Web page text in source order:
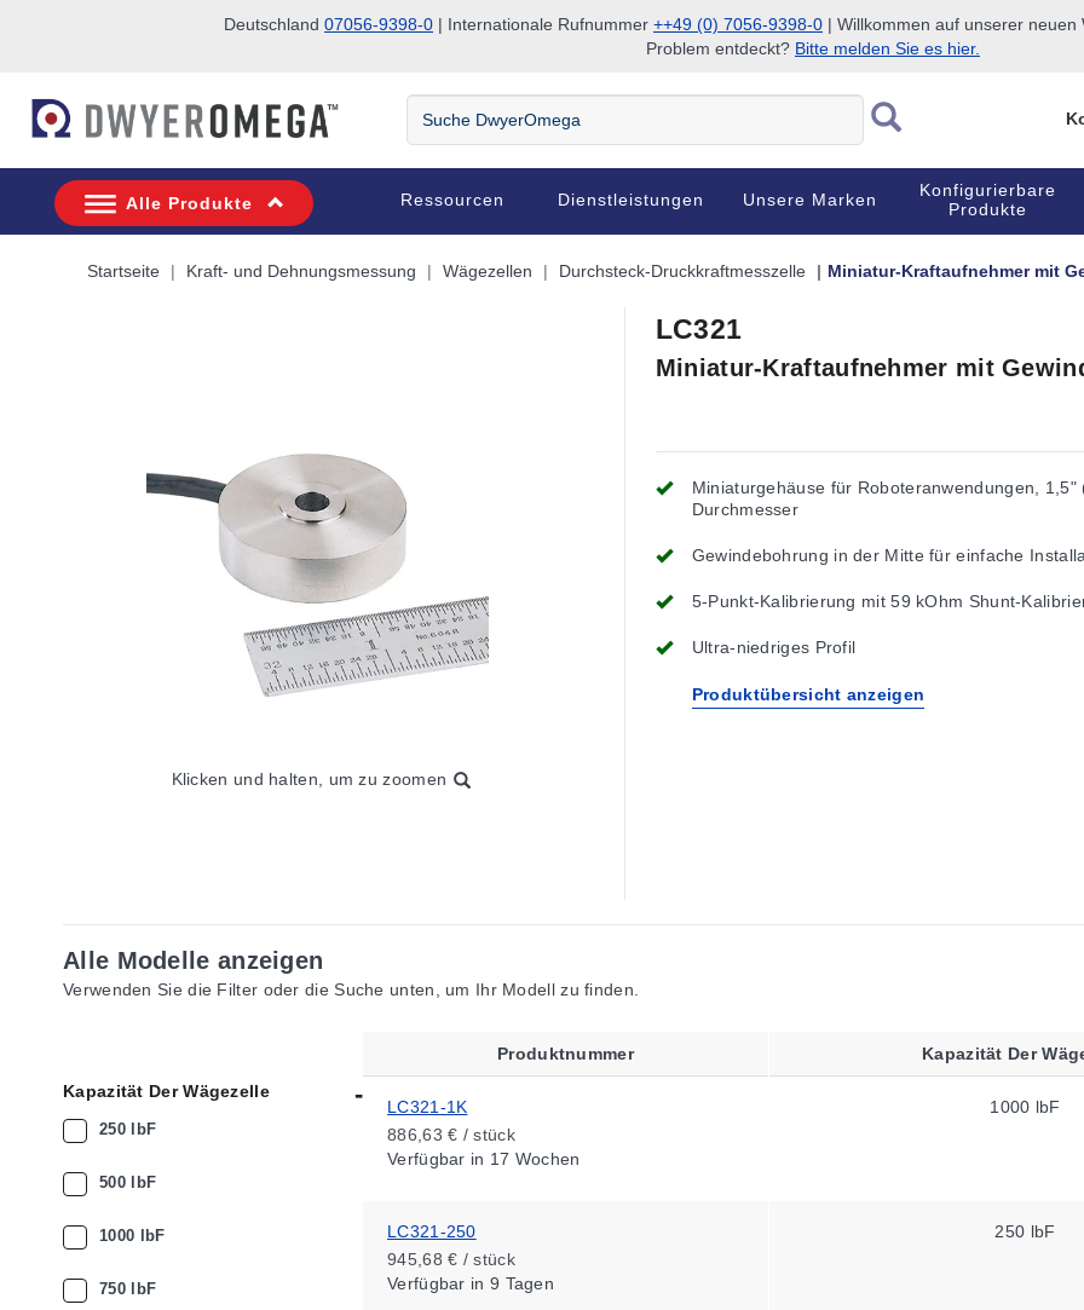
Deutschland 07056-9398-0 | Internationale Rufnummer ++49 (0) 7056-9398-0 | Willkommen auf unserer
Problem entdeckt? Bitte melden Sie es hier.
Suche
DwyerOmega
Alle Produkte Ressourcen Dienstleistungen Unsere Marken
Konfigurierbare
Produkte
Startseite Kraft- und Dehnungsmessung Wägezellen Durchsteck-Druckkraftmesszelle Miniatur-Kraftaufnehmer mit
Klicken und halten, um zu zoomen
LC321
Miniatur-Kraftaufnehmer mit
Miniaturgehäuse für Roboteranwendungen, 1,5"
Durchmesser
Gewindebohrung in der Mitte für einfache
5-Punkt-Kalibrierung mit 59 kOhm Shunt-
Ultra-niedriges Profil
Produktübersicht anzeigen
Alle Modelle anzeigen
Verwenden Sie die Filter oder die Suche unten, um Ihr Modell zu finden.
Kapazität Der Wägezelle
250 lbF
500 lbF
1000 lbF
750 lbF
Produktnummer Kapazität Der
LC321-1K
886,63 € / stück
Verfügbar in 17 Wochen
1000 lbF
LC321-250
945,68 € / stück
Verfügbar in 9 Tagen
250 lbF